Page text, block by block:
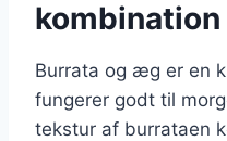
Burrata og æg er en
fungerer godt til
tekstur af burrataen